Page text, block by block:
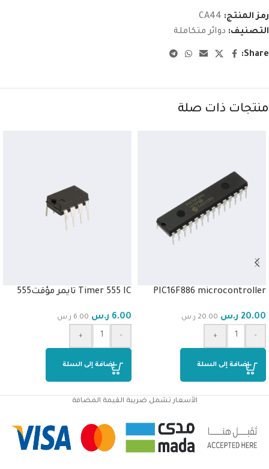
رمز المنتج: CA44
التصنيف: دوائر متكاملة
Share:
منتجات ذات صلة
PIC16F886 microcontroller
20.00 ر.س 20.00 ر.س
-
+
إضافة إلى السلة
Timer 555 IC تايمر مؤقت555
6.00 ر.س 6.00 ر.س
-
+
إضافة إلى السلة
الأسعار تشمل ضريبة القيمة المضافة